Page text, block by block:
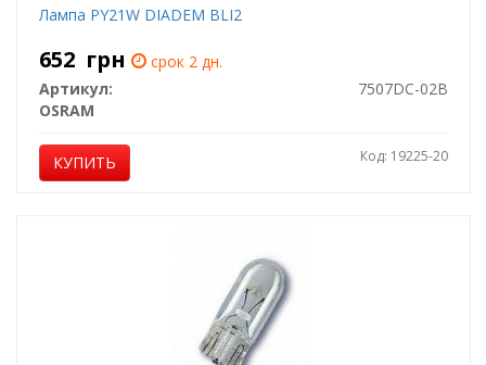
Лампа PY21W DIADEM BLI2
652 грн
срок 2 дн.
Артикул:
7507DC-02B
OSRAM
КУПИТЬ Код: 19225-20